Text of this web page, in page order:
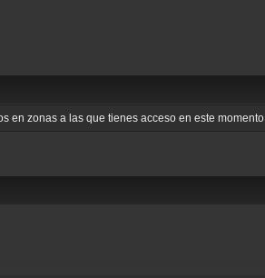
en zonas a las que tienes acceso en este momento.